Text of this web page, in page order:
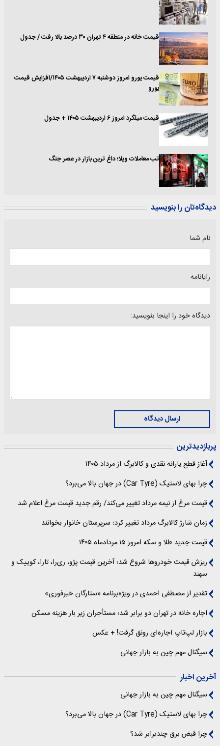
قیمت خانه در منطقه ۴ تهران ۳۰ درصد بالا رفت / جدول
قیمت یورو امروز دوشنبه ۷ اردیبهشت ۱۴۰۵/افزایش قیمت
یورو
قیمت میلگرد امروز ۶ اردیبهشت ۱۴۰۵ + جدول
تب معاملات ویلا؛ داغ ترین بازار در عصر جنگ
دیدگاه‌تان را بنویسید
نام شما
رایانامه
دیدگاه خود را اینجا بنویسید:
ارسال دیدگاه
پربازدیدترین
آغاز قطع یارانه نقدی و کالابرگ از مرداد ۱۴۰۵
چرا بهای لاستیک (Car Tyre) در جهان بالا می‌برد؟
قیمت مرغ از نیمه مرداد تغییر می‌کند/ رقم جدید قیمت مرغ اعلام شد
زمان شارژ کالابرگ مرداد تغییر کرد؛ سرپرستان خانوار بخوانند
قیمت جدید طلا و سکه امروز ۱۵ مردادماه ۱۴۰۵
ریزش قیمت خودروها شروع شد؛ آخرین قیمت پژو، ری‌را، تارا، کوییک و
سهند
تقدیر از مصطفی احمدی در ویژه‌برنامه «ستارگان خبرفوری»
اجاره خانه در تهران دو برابر شد؛ مستأجران زیر بار هزینه مسکن
بازار لپ‌تاپ اجاره‌ای رونق گرفت! + عکس
سیگنال‌ مهم چین به بازار جهانی
آخرین اخبار
سیگنال‌ مهم چین به بازار جهانی
چرا بهای لاستیک (Car Tyre) در جهان بالا می‌برد؟
چرا قبض برق چندبرابر شد؟